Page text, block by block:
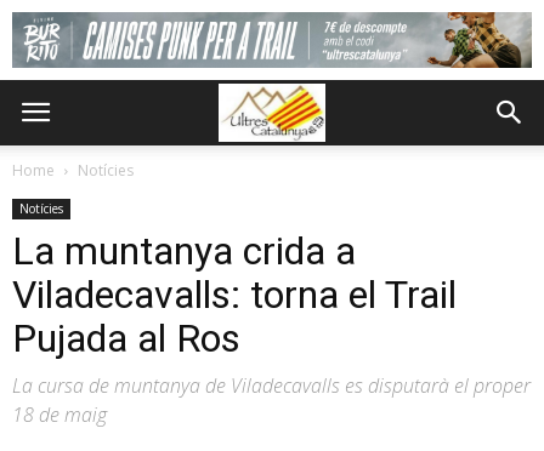
Home Notícies
Notícies
La muntanya crida a
Viladecavalls: torna el Trail
Pujada al Ros
La cursa de muntanya de Viladecavalls es disputarà el proper
18 de maig